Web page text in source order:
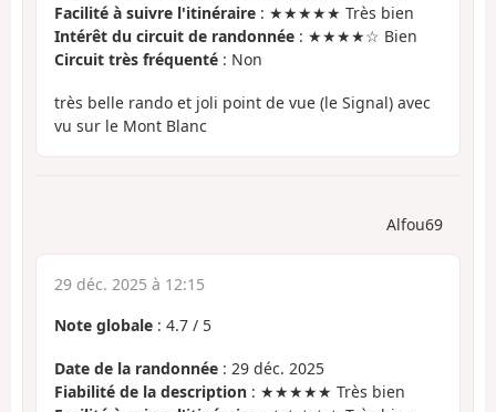
Facilité à suivre l'itinéraire : ★★★★★ Très bien
Intérêt du circuit de randonnée : ★★★★☆ Bien
Circuit très fréquenté : Non
très belle rando et joli point de vue (le Signal) avec
vu sur le Mont Blanc
Alfou69
29 déc. 2025 à 12:15
Note globale : 4.7 / 5
Date de la randonnée : 29 déc. 2025
Fiabilité de la description : ★★★★★ Très bien